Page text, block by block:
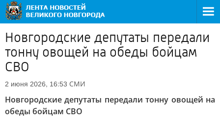
Новгородские депутаты передали
тонну овощей на обеды бойцам
СВО
2 июня 2026, 16:53 СМИ
Новгородские депутаты передали тонну овощей на
обеды бойцам СВО